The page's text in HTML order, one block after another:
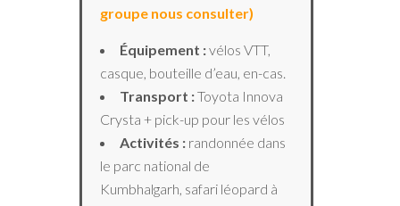
groupe nous consulter)
Équipement :vélos VTT,
casque, bouteille d’eau, en-cas.
Transport :Toyota Innova
Crysta + pick-up pour les vélos
Activités : randonnée dans
le parc national de
Kumbhalgarh, safari léopard à